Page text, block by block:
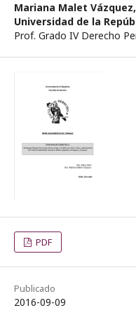
Mariana Malet Vázquez,
Universidad de la
Prof. Grado IV Derecho
PDF
Publicado
2016-09-09